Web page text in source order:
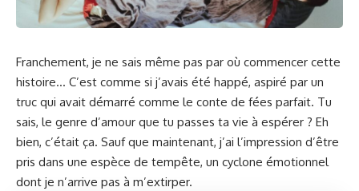
Franchement, je ne sais même pas par où commencer cette
histoire… C’est comme si j’avais été happé, aspiré par un
truc qui avait démarré comme le conte de fées parfait. Tu
sais, le genre d’amour que tu passes ta vie à espérer ? Eh
bien, c’était ça. Sauf que maintenant, j’ai l’impression d’être
pris dans une espèce de tempête, un cyclone émotionnel
dont je n’arrive pas à m’extirper.